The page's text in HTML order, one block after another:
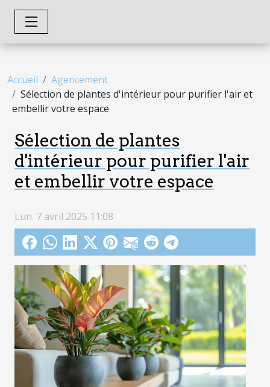
Accueil
Agencement
Sélection de plantes d'intérieur pour purifier l'air et
embellir votre espace
Sélection de plantes
d'intérieur pour purifier l'air
et embellir votre espace
Lun. 7 avril 2025 11:08